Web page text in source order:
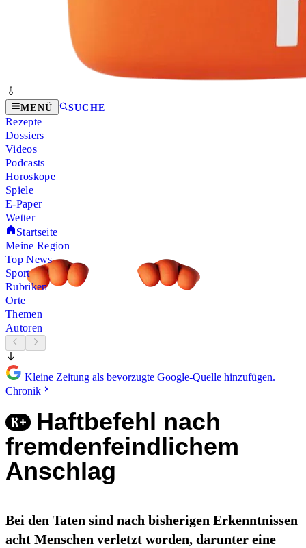
MENÜ SUCHE
Rezepte
Dossiers
Videos
Podcasts
Horoskope
Spiele
E-Paper
Wetter
Startseite
Meine Region
Top News
Sport
Rubriken
Orte
Themen
Autoren
Kleine Zeitung als bevorzugte Google-Quelle hinzufügen.
Chronik
Haftbefehl nach
fremdenfeindlichem
Anschlag
Bei den Taten sind nach bisherigen Erkenntnissen
acht Menschen verletzt worden, darunter eine